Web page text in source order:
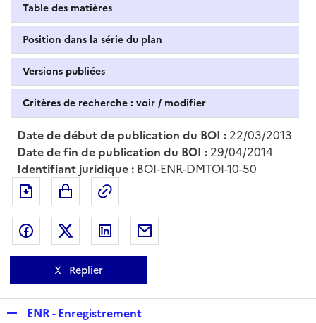
Table des matières
Position dans la série du plan
Versions publiées
Critères de recherche : voir / modifier
Date de début de publication du BOI : 22/03/2013
Date de fin de publication du BOI : 29/04/2014
Identifiant juridique : BOI-ENR-DMTOI-10-50
Exporter le document au format pdf
Partager sur Facebook
Partager sur Twitter
Partager sur LinkedIn
Replier
ENR - Enregistrement